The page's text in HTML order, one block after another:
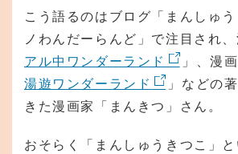
こう語るのはブログ「まんしゅ
ノわんだーらんど」で注目され、
アル中ワンダーランド
」、漫画
湯遊ワンダーランド
」などの
きた漫画家「まんきつ」さん。
おそらく「まんしゅうきつこ」